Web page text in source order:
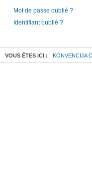
Mot de passe oublié ?
Identifiant oublié ?
VOUS ÊTES ICI : KONVENCIJA